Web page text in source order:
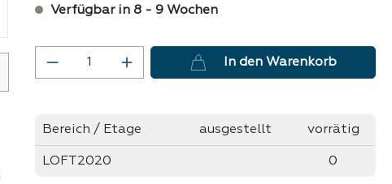
Verfügbar in 8 - 9 Wochen
Produkt Anzahl: Gib denIn den Warenkorb
Bereich / Etage ausgestellt vorrätig
LOFT2020 0